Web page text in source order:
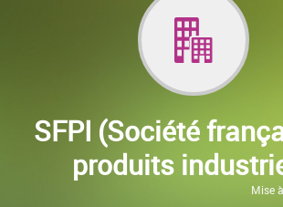
SFPI (Société
produits
Mise